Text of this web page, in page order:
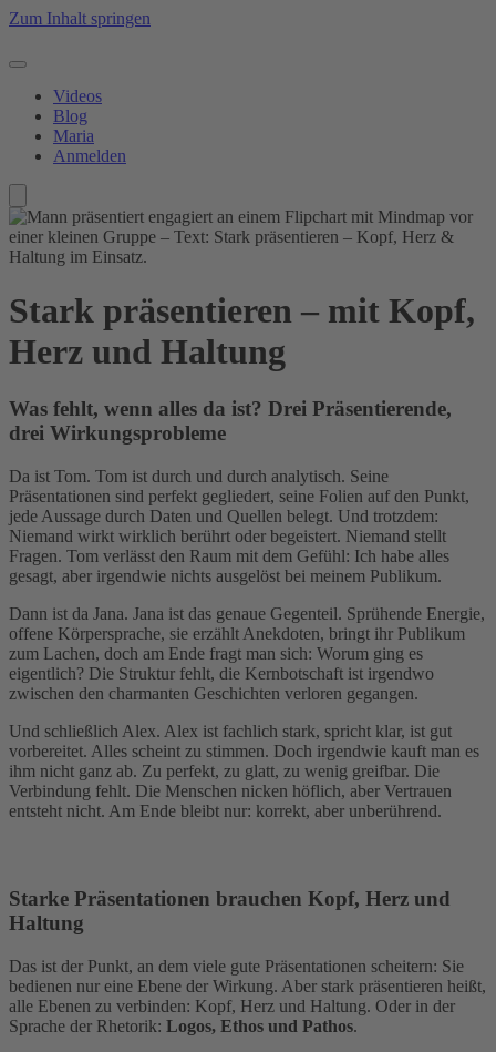
Zum Inhalt springen
Videos
Blog
Maria
Anmelden
Stark präsentieren – mit Kopf,
Herz und Haltung
Was fehlt, wenn alles da ist? Drei Präsentierende,
drei Wirkungsprobleme
Da ist Tom. Tom ist durch und durch analytisch. Seine
Präsentationen sind perfekt gegliedert, seine Folien auf den Punkt,
jede Aussage durch Daten und Quellen belegt. Und trotzdem:
Niemand wirkt wirklich berührt oder begeistert. Niemand stellt
Fragen. Tom verlässt den Raum mit dem Gefühl: Ich habe alles
gesagt, aber irgendwie nichts ausgelöst bei meinem Publikum.
Dann ist da Jana. Jana ist das genaue Gegenteil. Sprühende Energie,
offene Körpersprache, sie erzählt Anekdoten, bringt ihr Publikum
zum Lachen, doch am Ende fragt man sich: Worum ging es
eigentlich? Die Struktur fehlt, die Kernbotschaft ist irgendwo
zwischen den charmanten Geschichten verloren gegangen.
Und schließlich Alex. Alex ist fachlich stark, spricht klar, ist gut
vorbereitet. Alles scheint zu stimmen. Doch irgendwie kauft man es
ihm nicht ganz ab. Zu perfekt, zu glatt, zu wenig greifbar. Die
Verbindung fehlt. Die Menschen nicken höflich, aber Vertrauen
entsteht nicht. Am Ende bleibt nur: korrekt, aber unberührend.
Starke Präsentationen brauchen Kopf, Herz und
Haltung
Das ist der Punkt, an dem viele gute Präsentationen scheitern: Sie
bedienen nur eine Ebene der Wirkung. Aber stark präsentieren heißt,
alle Ebenen zu verbinden: Kopf, Herz und Haltung. Oder in der
Sprache der Rhetorik: Logos, Ethos und Pathos.